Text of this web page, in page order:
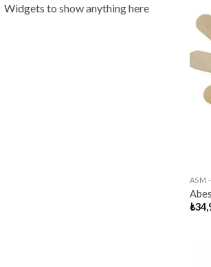
Widgets to show anything here
ASM
₺